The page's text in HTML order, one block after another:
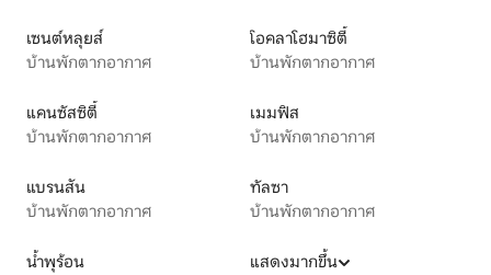
เซนต์หลุยส์
บ้านพักตากอากาศ
โอคลาโฮมาซิตี้
บ้านพักตากอากาศ
แคนซัสซิตี้
บ้านพักตากอากาศ
เมมฟิส
บ้านพักตากอากาศ
แบรนสัน
บ้านพักตากอากาศ
ทัลซา
บ้านพักตากอากาศ
น้ำพุร้อน
แสดงมากขึ้น